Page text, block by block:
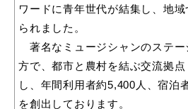
引っ越し・住まい
ワードに青年世代が結集し、地
られました。
著名なミュージシャンのステー
方で、都市と農村を結ぶ交流拠
し、年間利用者約5,400人、宿泊
を創出しております。